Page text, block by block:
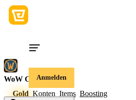
Anmelden
WoW Classic
Gold Konten Items Boosting